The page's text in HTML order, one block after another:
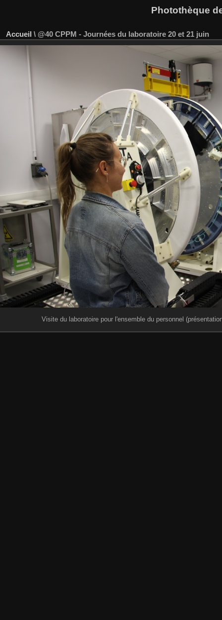
Photothèque
Accueil \ @40 CPPM - Journées du laboratoire 20 et 21 juin
Visite du laboratoire pour l'ensemble du personnel